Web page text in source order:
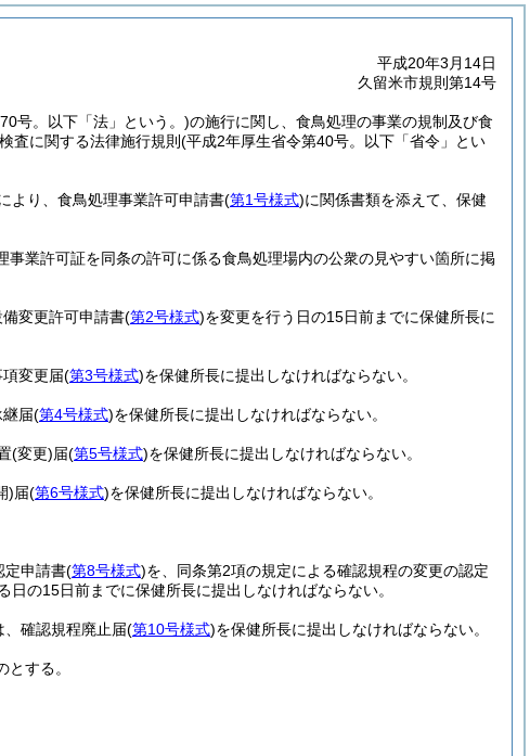
平成20年3月14日
久留米市規則第14号
号。以下「法」という。)の施行に関し、食鳥処理の事業の規制及び食
査に関する法律施行規則 (平成2年厚生省令第40号。以下「省令」とい
より、食鳥処理事業許可申請書(第1号様式)に関係書類を添えて、保健
業許可証を同条の許可に係る食鳥処理場内の公衆の見やすい箇所に掲
変更許可申請書(第2号様式)を変更を行う日の15日前までに保健所長に
変更届(第3号様式)を保健所長に提出しなければならない。
届(第4号様式)を保健所長に提出しなければならない。
(変更)届(第5号様式)を保健所長に提出しなければならない。
)届(第6号様式)を保健所長に提出しなければならない。
定申請書(第8号様式)を、同条第2項の規定による確認規程の変更の認定
日の15日前までに保健所長に提出しなければならない。
確認規程廃止届(第10号様式)を保健所長に提出しなければならない。
とする。